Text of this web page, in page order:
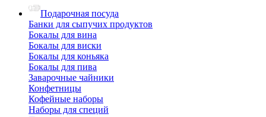
Подарочная посуда
Банки для сыпучих продуктов
Бокалы для вина
Бокалы для виски
Бокалы для коньяка
Бокалы для пива
Заварочные чайники
Конфетницы
Кофейные наборы
Наборы для специй